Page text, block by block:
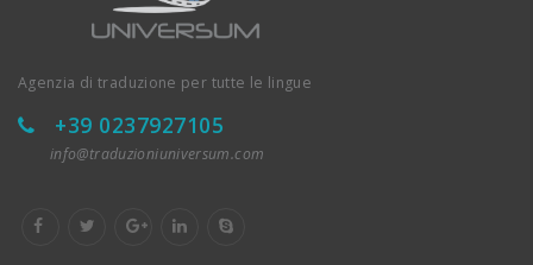
Agenzia di traduzione per tutte le lingue
+39 0237927105
info@traduzioniuniversum.com